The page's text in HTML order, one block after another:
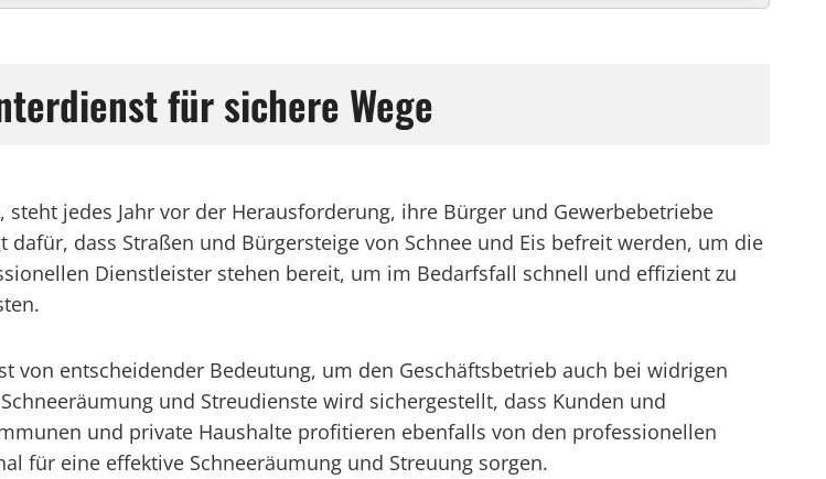
für sichere Wege
jedes Jahr vor der Herausforderung, ihre Bürger und Gewerbebetriebe
dass Straßen und Bürgersteige von Schnee und Eis befreit werden, um die
Dienstleister stehen bereit, um im Bedarfsfall schnell und effizient zu
von entscheidender Bedeutung, um den Geschäftsbetrieb auch bei widrigen
und Streudienste wird sichergestellt, dass Kunden und
und private Haushalte profitieren ebenfalls von den professionellen
für eine effektive Schneeräumung und Streuung sorgen.